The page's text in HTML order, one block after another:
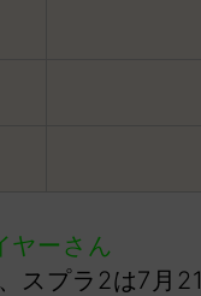
ヤーさん
スプラ2は7月